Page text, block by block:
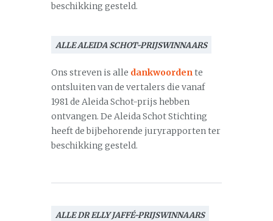
beschikking gesteld.
ALLE ALEIDA SCHOT-PRIJSWINNAARS
Ons streven is alle dankwoordente
ontsluiten van de vertalers die vanaf
1981 de Aleida Schot-prijs hebben
ontvangen. De Aleida Schot Stichting
heeft de bijbehorende juryrapporten ter
beschikking gesteld.
ALLE DR ELLY JAFFÉ-PRIJSWINNAARS